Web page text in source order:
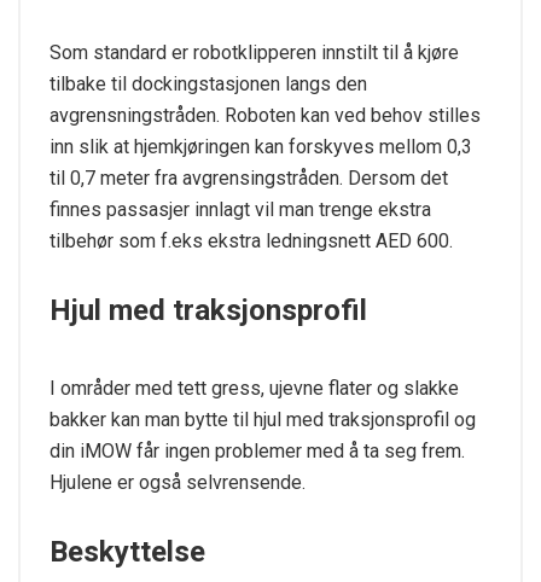
Som standard er robotklipperen innstilt til å kjøre
tilbake til dockingstasjonen langs den
avgrensningstråden. Roboten kan ved behov stilles
inn slik at hjemkjøringen kan forskyves mellom 0,3
til 0,7 meter fra avgrensingstråden. Dersom det
finnes passasjer innlagt vil man trenge ekstra
tilbehør som f.eks ekstra ledningsnett AED 600.
Hjul med traksjonsprofil
I områder med tett gress, ujevne flater og slakke
bakker kan man bytte til hjul med traksjonsprofil og
din iMOW får ingen problemer med å ta seg frem.
Hjulene er også selvrensende.
Beskyttelse